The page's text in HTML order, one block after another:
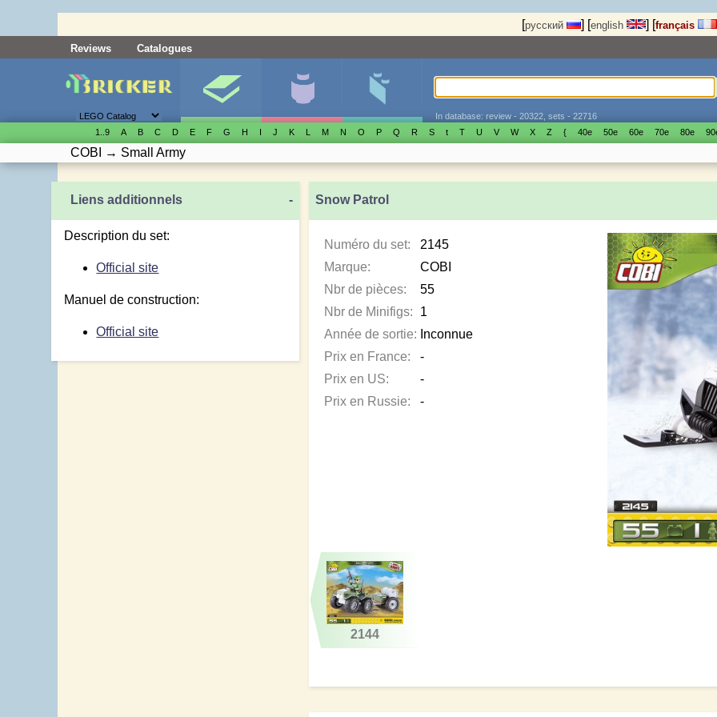
[русский ] [english ] [français
Reviews
Catalogues
In database: review - 20322, sets - 22716
1..9
A B C D E F G H I J K L M N O P Q R S t T U V W X Z { 40е 50е 60е 70е 80е
COBI → Small Army
Snow Patrol
Numéro du set:
2145
Marque:
COBI
Nbr de pièces:
55
Nbr de Minifigs:
1
Année de sortie: Inconnue
Prix en France:
-
Prix en US:
-
Prix en Russie:
-
2144
Liens additionnels -
Description du set:
Official site
Manuel de construction:
Official site